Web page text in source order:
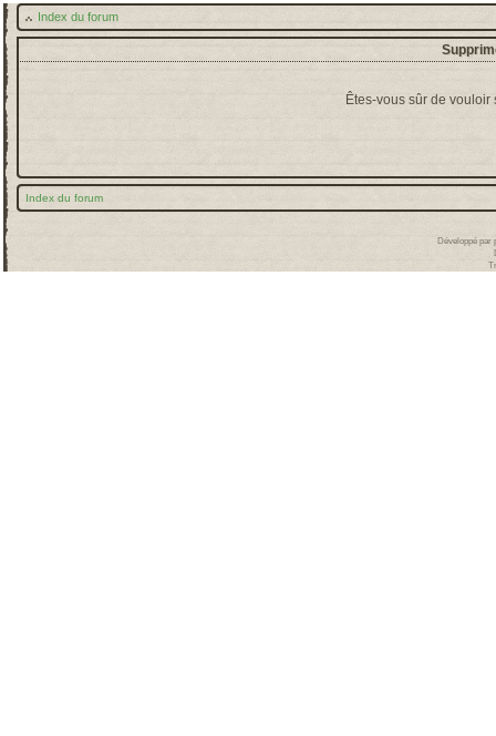
Index du forum
Êtes-vous sûr de
Index du forum
Développé par